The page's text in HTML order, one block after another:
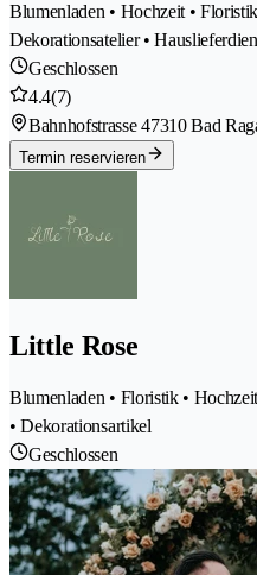
Blumenladen • Hochzeit •
Dekorationsatelier •
Geschlossen
4.4(7)
Bahnhofstrasse 47310 Bad
Termin reservieren
Little Rose
Blumenladen • Floristik •
• Dekorationsartikel
Geschlossen